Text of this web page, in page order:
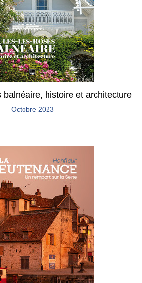
balnéaire, histoire et architecture
Octobre 2023